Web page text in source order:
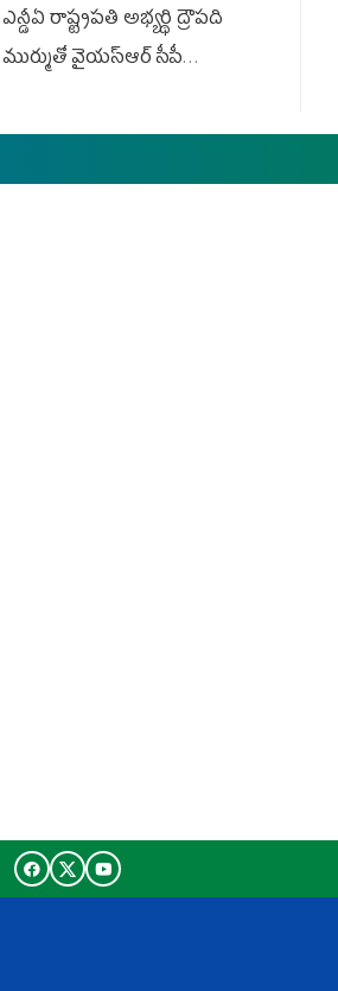
ఎన్డీఏ రాష్ట్ర‌ప‌తి అభ్య‌ర్థి ద్రౌప‌ది
ముర్ముతో వైయ‌స్ఆర్ సీపీ
ఎమ్మెల్యేలు, ఎంపీల స‌మావేశం